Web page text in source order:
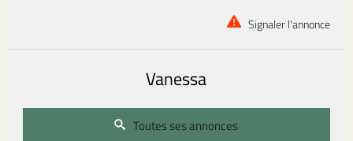
Signaler l'annonce
Vanessa
Toutes ses annonces